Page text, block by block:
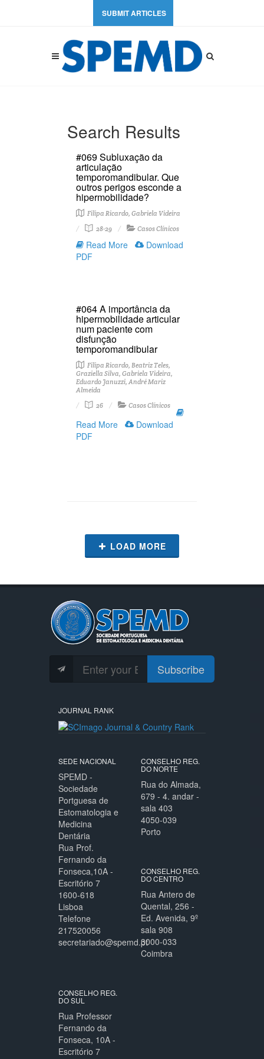
SUBMIT ARTICLES
Search Results
#069 Subluxação da
articulação
temporomandibular. Que
outros perigos esconde a
hipermobilidade?
Filipa Ricardo, Gabriela Videira
28-29
Casos Clínicos
Read More
Download
PDF
#064 A importância da
hipermobilidade articular
num paciente com
disfunção
temporomandibular
Filipa Ricardo, Beatriz Teles,
Graziella Silva, Gabriela Videira,
Eduardo Januzzi, André Mariz
Almeida
26
Casos Clínicos
Read More
Download
PDF
LOAD MORE
Subscribe
JOURNAL RANK
SEDE NACIONAL
SPEMD -
Sociedade
Portguesa de
Estomatologia e
Medicina
Dentária
Rua Prof.
Fernando da
Fonseca,10A -
Escritório 7
1600-618
Lisboa
Telefone
217520056
secretariado@spemd.pt
CONSELHO REG.
DO NORTE
Rua do Almada,
679 - 4. andar -
sala 403
4050-039
Porto
CONSELHO REG.
DO CENTRO
Rua Antero de
Quental, 256 -
Ed. Avenida, 9º
sala 908
3000-033
Coimbra
CONSELHO REG.
DO SUL
Rua Professor
Fernando da
Fonseca, 10A -
Escritório 7